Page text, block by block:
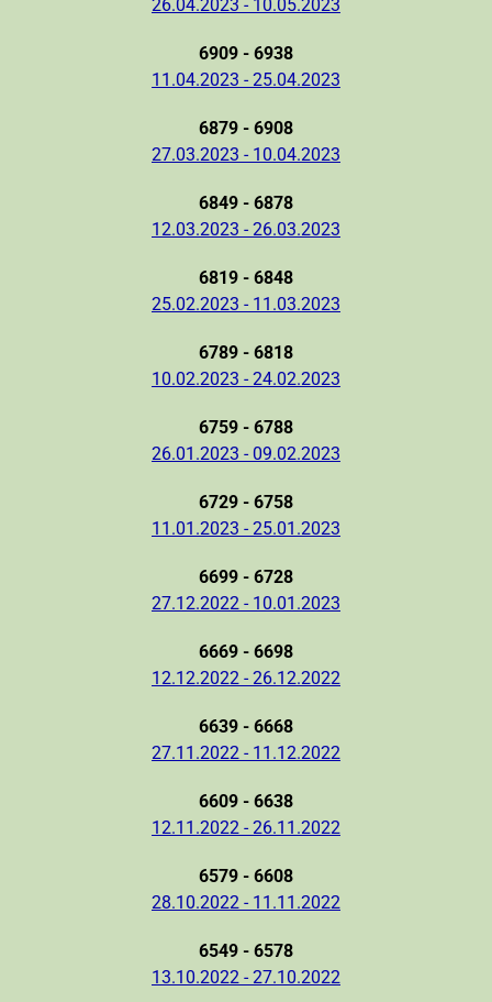
26.04.2023 - 10.05.2023
6909 - 6938
11.04.2023 - 25.04.2023
6879 - 6908
27.03.2023 - 10.04.2023
6849 - 6878
12.03.2023 - 26.03.2023
6819 - 6848
25.02.2023 - 11.03.2023
6789 - 6818
10.02.2023 - 24.02.2023
6759 - 6788
26.01.2023 - 09.02.2023
6729 - 6758
11.01.2023 - 25.01.2023
6699 - 6728
27.12.2022 - 10.01.2023
6669 - 6698
12.12.2022 - 26.12.2022
6639 - 6668
27.11.2022 - 11.12.2022
6609 - 6638
12.11.2022 - 26.11.2022
6579 - 6608
28.10.2022 - 11.11.2022
6549 - 6578
13.10.2022 - 27.10.2022